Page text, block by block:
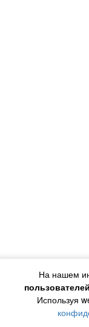
На нашем
пользователей
Используя